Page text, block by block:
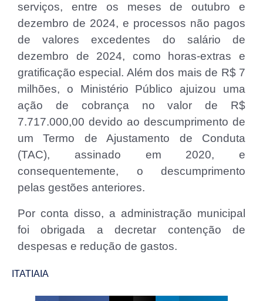
serviços, entre os meses de outubro e
dezembro de 2024, e processos não pagos
de valores excedentes do salário de
dezembro de 2024, como horas-extras e
gratificação especial. Além dos mais de R$ 7
milhões, o Ministério Público ajuizou uma
ação de cobrança no valor de R$
7.717.000,00 devido ao descumprimento de
um Termo de Ajustamento de Conduta
(TAC), assinado em 2020, e
consequentemente, o descumprimento
pelas gestões anteriores.
Por conta disso, a administração municipal
foi obrigada a decretar contenção de
despesas e redução de gastos.
ITATIAIA